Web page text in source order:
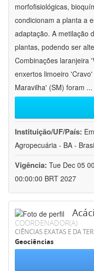
morfofisiológicas,
condicionam a planta a
adaptação. A metilação
plantas, podendo ser
Combinações laranjeira
enxertos limoeiro
Maravilha' (SM) foram ...
Instituição/UF/País:
Agropecuária - BA -
Vigência: Tue Dec 05
00:00:00 BRT 2027
COORDENADOR(A)
CIÊNCIAS EXATAS E DA
Geociências